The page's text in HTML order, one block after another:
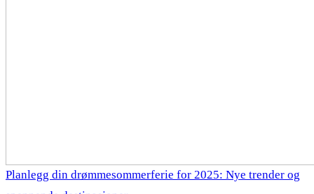
Planlegg din drømmesommerferie for 2025: Nye trender og